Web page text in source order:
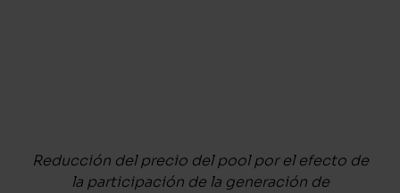
Reducción del precio del pool por el efecto de
la participación de la generación de